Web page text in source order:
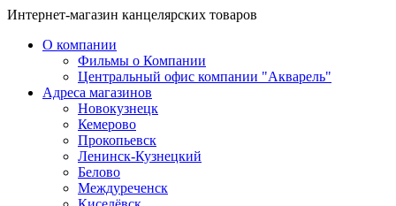
Интернет-магазин канцелярских товаров
О компании
Фильмы о Компании
Центральный офис компании "Акварель"
Адреса магазинов
Новокузнецк
Кемерово
Прокопьевск
Ленинск-Кузнецкий
Белово
Междуреченск